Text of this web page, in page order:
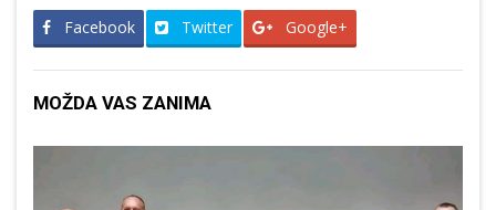
Facebook Twitter Google+
MOŽDA VAS ZANIMA